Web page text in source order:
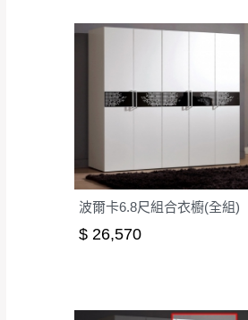
波爾卡6.8尺組合衣櫥(全組)
$ 26,570